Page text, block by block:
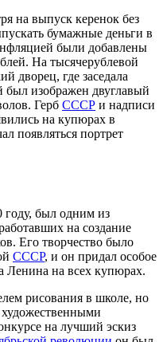
на выпуск керенок без
бумажные деньги в
были добавлены
На тысячерублевой
дворец, где заседала
был изображен двуглавый
Герб СССР и надписи
на купюрах в
появляться портрет
году, был одним из
на создание
Его творчество было
СССР, и он придал особое
Ленина на всех купюрах.
рисования в школе, но
на лучший эскиз